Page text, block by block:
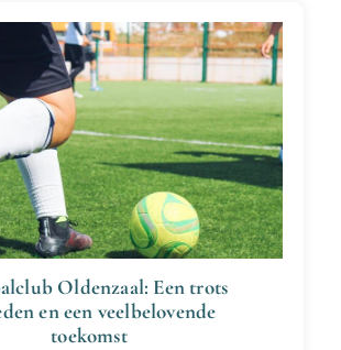
Oldenzaal: Een trots
en een veelbelovende
toekomst